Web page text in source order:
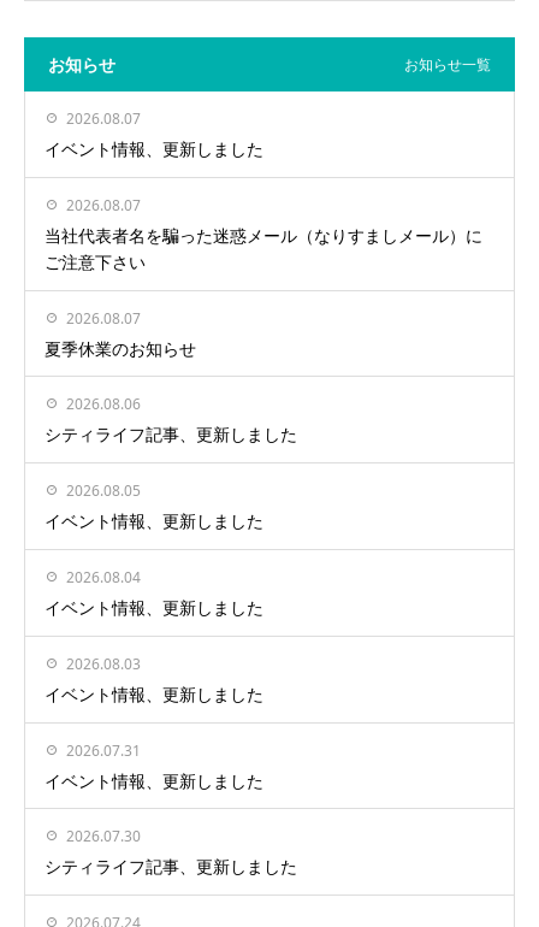
お知らせ お知らせ一覧
2026.08.07
イベント情報、更新しました
2026.08.07
当社代表者名を騙った迷惑メール（なりすましメール）に
ご注意下さい
2026.08.07
夏季休業のお知らせ
2026.08.06
シティライフ記事、更新しました
2026.08.05
イベント情報、更新しました
2026.08.04
イベント情報、更新しました
2026.08.03
イベント情報、更新しました
2026.07.31
イベント情報、更新しました
2026.07.30
シティライフ記事、更新しました